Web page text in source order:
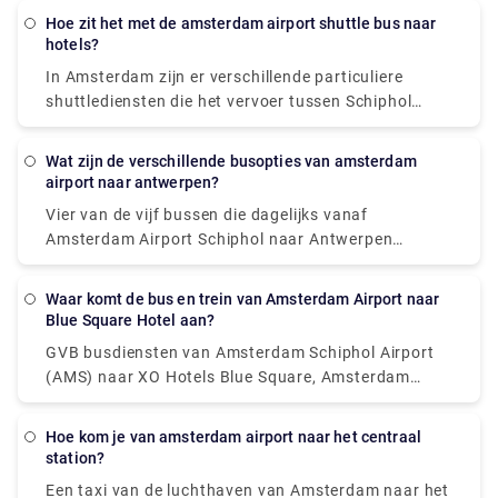
Hoe zit het met de amsterdam airport shuttle bus naar
hotels?
In Amsterdam zijn er verschillende particuliere
shuttlediensten die het vervoer tussen Schiphol
Airport en het stadscentrum verzorgen. De meest
busje, en beide bieden deur-tot-deur service vanaf
Amsterdam.
Wat zijn de verschillende busopties van amsterdam
airport naar antwerpen?
Vier van de vijf bussen die dagelijks vanaf
Amsterdam Airport Schiphol naar Antwerpen
vertrekken, rijden rechtstreeks, waardoor
bussen leggen de reis van 124 km af in gemiddeld 2
kunnen bepaalde bussen u er in slechts 2 uur en 25
minuten brengen. De langzaamste bussen doen er 3
een paar keer overstappen op de route, maar als je
een beperkt budget hebt, kun je misschien een paar
cent besparen.
Waar komt de bus en trein van Amsterdam Airport naar
Blue Square Hotel aan?
GVB busdiensten van Amsterdam Schiphol Airport
(AMS) naar XO Hotels Blue Square, Amsterdam
komen aan in Amsterdam, Burg. Station Roellstraat.
van Amsterdam Schiphol Airport (AMS) naar XO
Hoe kom je van amsterdam airport naar het centraal
station?
Een taxi van de luchthaven van Amsterdam naar het